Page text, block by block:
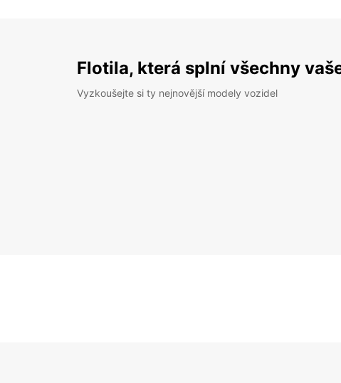
Flotila, která splní všechny
Vyzkoušejte si ty nejnovější modely vozidel